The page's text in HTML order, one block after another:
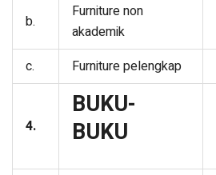
b.
Furniture non
akademik
c. Furniture pelengkap
4.
BUKU-
BUKU